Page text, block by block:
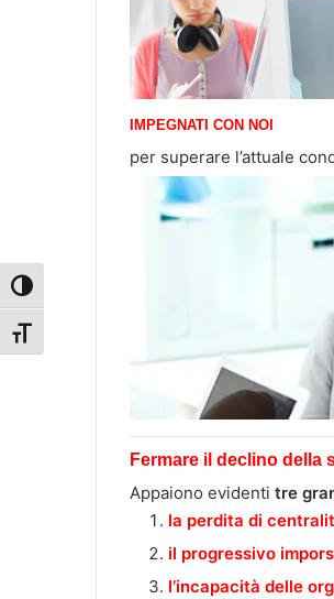
Attiva/disattiva alto contrasto
Attiva/disattiva dimensione testo
IMPEGNATI CON NOI
per superare l’attuale
Fermare il declino della
Appaiono evidenti tre
la perdita di
il progressivo
l’incapacità delle